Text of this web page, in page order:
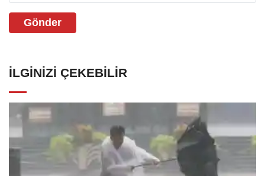
Gönder
İLGINIZI ÇEKEBILIR